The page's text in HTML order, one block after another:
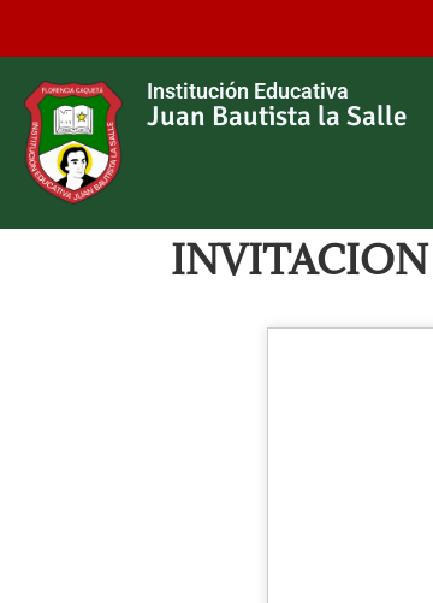
Institución Educativa
Juan Bautista la Salle
INVITACION